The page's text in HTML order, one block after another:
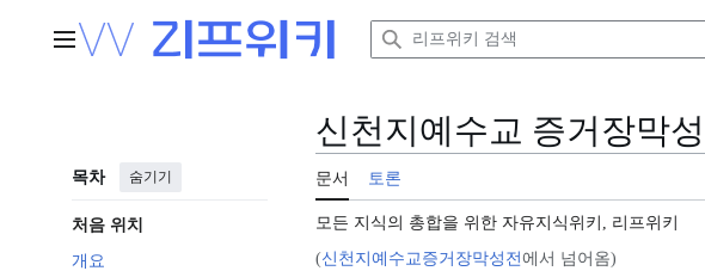
주 메뉴
목차 숨기기
처음 위치
개요
신천지예수교 증거장막
문서 토론
모든 지식의 총합을 위한 자유지식위키, 리프위키
(신천지예수교증거장막성전에서 넘어옴)